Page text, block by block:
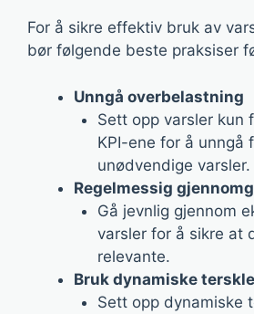
For å sikre effektiv bruk av
bør følgende beste praksiser
Unngå overbelastning
Sett opp varsler kun
KPI-ene for å unngå
unødvendige varsler.
Regelmessig
Gå jevnlig gjennom
varsler for å sikre at
relevante.
Bruk dynamiske
Sett opp dynamiske